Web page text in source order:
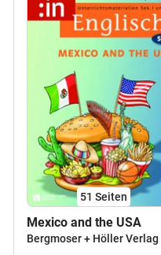
51 Seiten
Mexico and the USA
Bergmoser + Höller Verlag